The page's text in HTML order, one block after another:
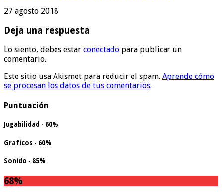
27 agosto 2018
Deja una respuesta
Lo siento, debes estar conectado para publicar un
comentario.
Este sitio usa Akismet para reducir el spam. Aprende cómo
se procesan los datos de tus comentarios.
Puntuación
Jugabilidad - 60%
Graficos - 60%
Sonido - 85%
68%